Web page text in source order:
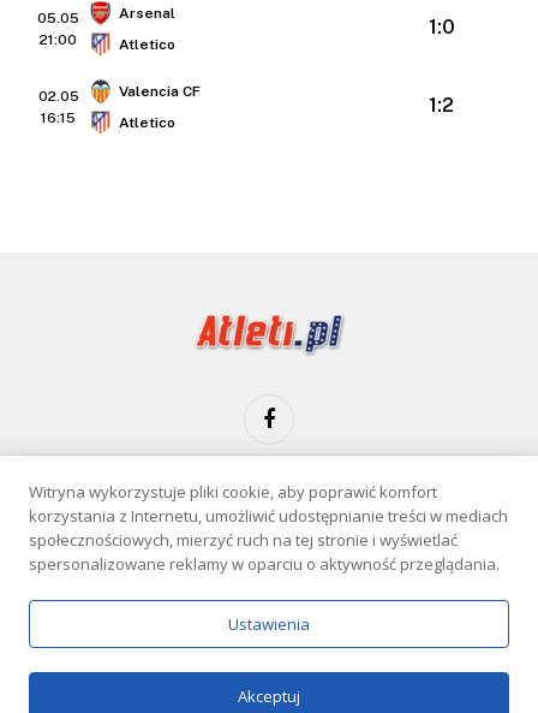
05.05
21:00
Arsenal
Atletico
1:0
02.05
16:15
Valencia CF
Atletico
1:2
Facebook
KONTAKT POLITYKA PRYWATNOŚCI
Serwis wyłącznie dla osób powyżej 18 lat. Hazard może uzależniać.
Graj odpowiedzialnie.
Szczegóły
Copyright © 2026 Atleti.pl
Witryna wykorzystuje pliki cookie, aby poprawić komfort
korzystania z Internetu, umożliwić udostępnianie treści w mediach
społecznościowych, mierzyć ruch na tej stronie i wyświetlać
spersonalizowane reklamy w oparciu o aktywność przeglądania.
Ustawienia
Akceptuj